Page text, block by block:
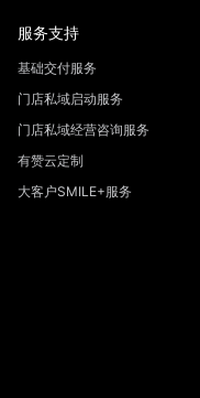
服务支持
基础交付服务
门店私域启动服务
门店私域经营咨询服务
有赞云定制
大客户SMILE+服务